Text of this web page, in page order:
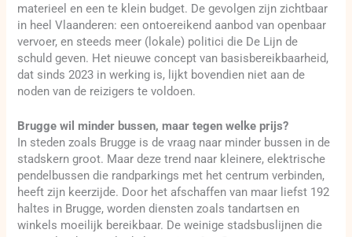
materieel en een te klein budget. De gevolgen zijn zichtbaar
in heel Vlaanderen: een ontoereikend aanbod van openbaar
vervoer, en steeds meer (lokale) politici die De Lijn de
schuld geven. Het nieuwe concept van basisbereikbaarheid,
dat sinds 2023 in werking is, lijkt bovendien niet aan de
noden van de reizigers te voldoen.
Brugge wil minder bussen, maar tegen welke prijs?
In steden zoals Brugge is de vraag naar minder bussen in de
stadskern groot. Maar deze trend naar kleinere, elektrische
pendelbussen die randparkings met het centrum verbinden,
heeft zijn keerzijde. Door het afschaffen van maar liefst 192
haltes in Brugge, worden diensten zoals tandartsen en
winkels moeilijk bereikbaar. De weinige stadsbuslijnen die